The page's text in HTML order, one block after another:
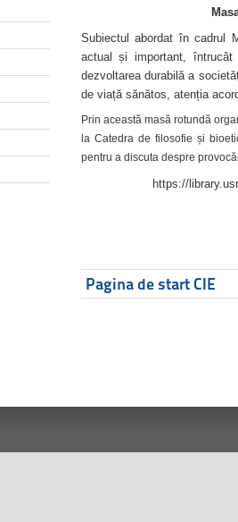
Subiectul abordat în cadrul
actual și important, întrucât
dezvoltarea durabilă a
de viață sănătos, atenția
Prin această masă rotundă
la Catedra de filosofie și
pentru a discuta despre
https://
Pagina de start CIE